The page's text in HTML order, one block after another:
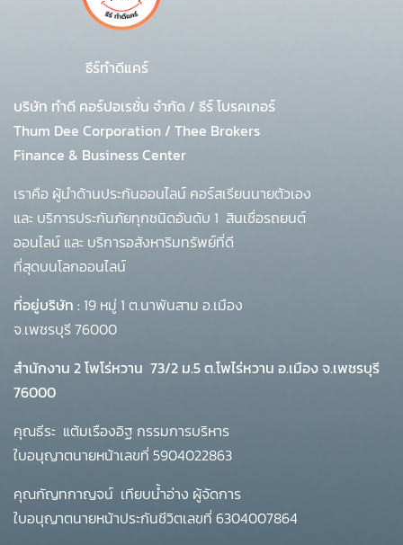
ธีร์ทำดีแคร์
บริษัท ทำดี คอร์ปอเรชั่น จำกัด / ธีร์ โบรคเกอร์
Thum Dee Corporation / Thee Brokers
Finance & Business Center
เราคือ ผู้นำด้านประกันออนไลน์ คอร์สเรียนนายตัวเอง
และ บริการประกันภัยทุกชนิดอันดับ 1 สินเชื่อรถยนต์
ออนไลน์ และ บริการอสังหาริมทรัพย์ที่ดี
ที่สุดบนโลกออนไลน์
ที่อยู่บริษัท : 19 หมู่ 1 ต.นาพันสาม อ.เมือง
จ.เพชรบุรี 76000
สำนักงาน 2 โพโร่หวาน 73/2 ม.5 ต.โพไร่หวาน อ.เมือง จ.เพชรบุรี
76000
คุณธีระ แต้มเรืองอิฐ กรรมการบริหาร
ใบอนุญาตนายหน้าเลขที่ 5904022863
คุณกัญทกาญจน์ เทียบน้ำอ่าง ผู้จัดการ
ใบอนุญาตนายหน้าประกันชีวิตเลขที่ 6304007864